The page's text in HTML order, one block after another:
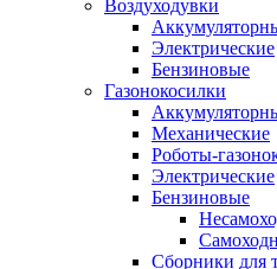
Воздуходувки
Электрические
Бензиновые
Газонокосилки
Механические
Роботы-
Электрические
Бензиновые
Сборники для